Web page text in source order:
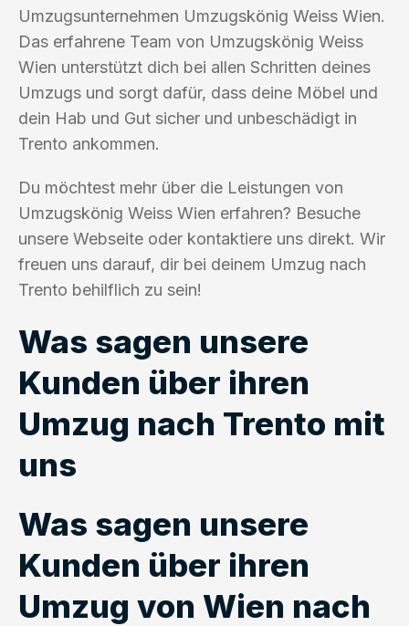
Umzugsunternehmen Umzugskönig Weiss Wien.
Das erfahrene Team von Umzugskönig Weiss
Wien unterstützt dich bei allen Schritten deines
Umzugs und sorgt dafür, dass deine Möbel und
dein Hab und Gut sicher und unbeschädigt in
Trento ankommen.
Du möchtest mehr über die Leistungen von
Umzugskönig Weiss Wien erfahren? Besuche
unsere Webseite oder kontaktiere uns direkt. Wir
freuen uns darauf, dir bei deinem Umzug nach
Trento behilflich zu sein!
Was sagen unsere
Kunden über ihren
Umzug nach Trento mit
uns
Was sagen unsere
Kunden über ihren
Umzug von Wien nach